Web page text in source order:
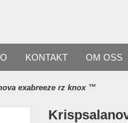
KONTAKT OM OSS
exabreeze rz knox ™